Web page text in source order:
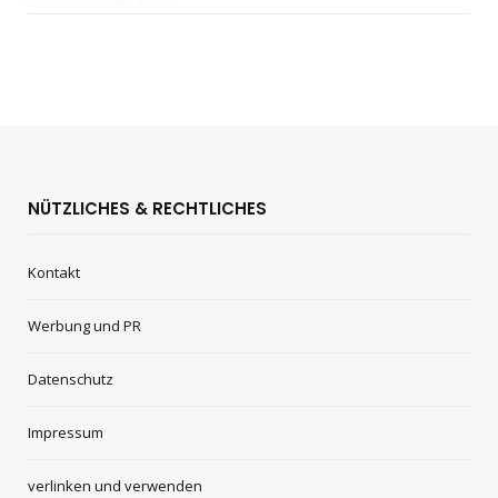
NÜTZLICHES & RECHTLICHES
Kontakt
Werbung und PR
Datenschutz
Impressum
verlinken und verwenden